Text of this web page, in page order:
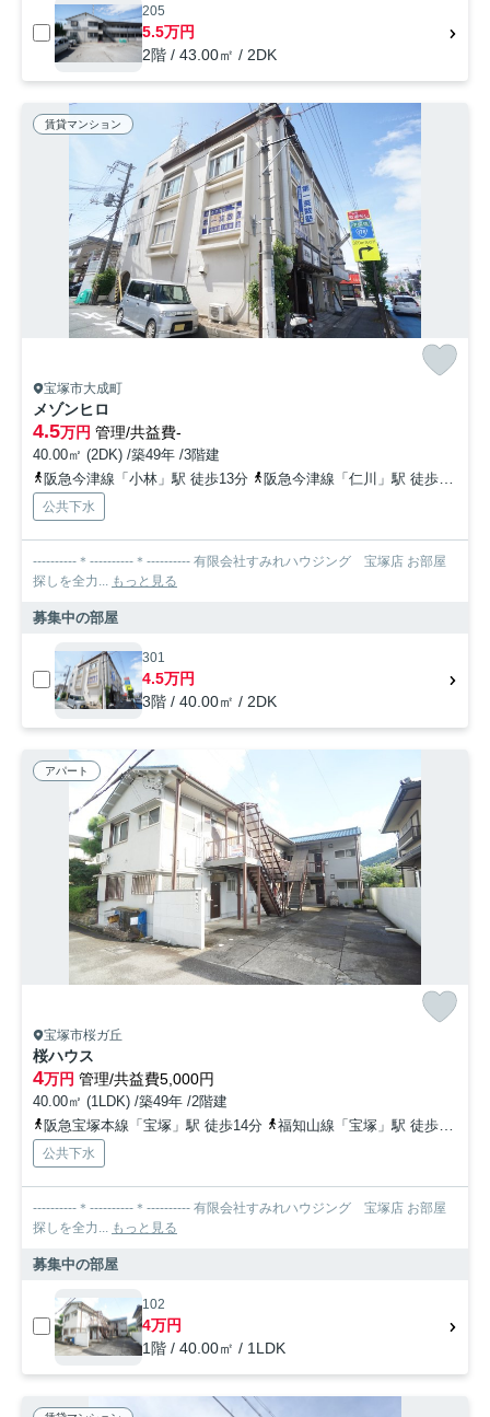
205
5.5万円
2階 / 43.00㎡ / 2DK
賃貸マンション
宝塚市大成町
メゾンヒロ
4.5万円 管理/共益費-
40.00㎡ (2DK) /築49年 /3階建
阪急今津線「小林」駅 徒歩13分
阪急今津線「仁川」駅 徒歩12分
公共下水
----------＊----------＊---------- 有限会社すみれハウジング 宝塚店 お部屋
探しを全力...
もっと見る
募集中の部屋
301
4.5万円
3階 / 40.00㎡ / 2DK
アパート
宝塚市桜ガ丘
桜ハウス
4万円 管理/共益費5,000円
40.00㎡ (1LDK) /築49年 /2階建
阪急宝塚本線「宝塚」駅 徒歩14分
福知山線「宝塚」駅 徒歩14分
公共下水
----------＊----------＊---------- 有限会社すみれハウジング 宝塚店 お部屋
探しを全力...
もっと見る
募集中の部屋
102
4万円
1階 / 40.00㎡ / 1LDK